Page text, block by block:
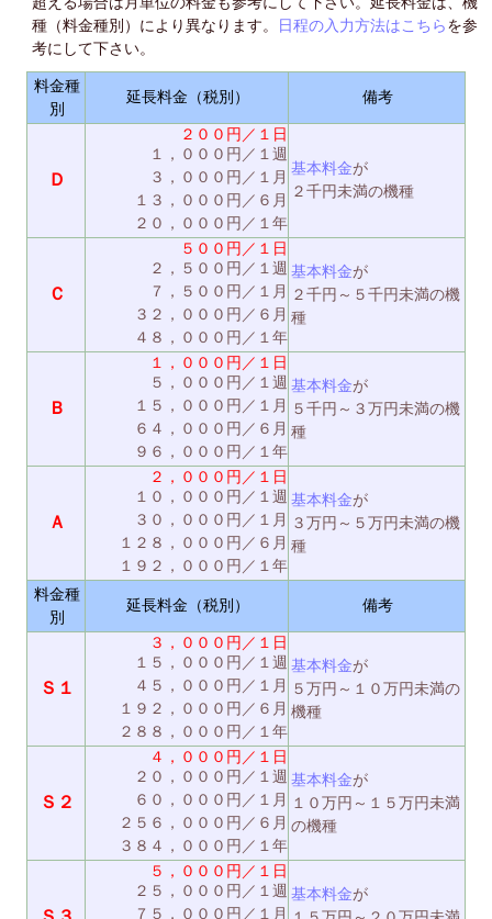
種（料金種別）により異なります。 日程の入力方法はこちらを参
考にして下さい。
料金種
別
延長料金（税別） 備考
Ｄ
２００円／１日
１，０００円／１週
３，０００円／１月
１３，０００円／６月
２０，０００円／１年
基本料金が
２千円未満の機種
Ｃ
５００円／１日
２，５００円／１週
７，５００円／１月
３２，０００円／６月
４８，０００円／１年
基本料金が
２千円～５千円未満の機
種
Ｂ
１，０００円／１日
５，０００円／１週
１５，０００円／１月
６４，０００円／６月
９６，０００円／１年
基本料金が
５千円～３万円未満の機
種
Ａ
２，０００円／１日
１０，０００円／１週
３０，０００円／１月
１２８，０００円／６月
１９２，０００円／１年
基本料金が
３万円～５万円未満の機
種
料金種
別
延長料金（税別） 備考
Ｓ１
３，０００円／１日
１５，０００円／１週
４５，０００円／１月
１９２，０００円／６月
２８８，０００円／１年
基本料金が
５万円～１０万円未満の
機種
Ｓ２
４，０００円／１日
２０，０００円／１週
６０，０００円／１月
２５６，０００円／６月
３８４，０００円／１年
基本料金が
１０万円～１５万円未満
の機種
５，０００円／１日
２５，０００円／１週
７５，０００円／１月
基本料金が